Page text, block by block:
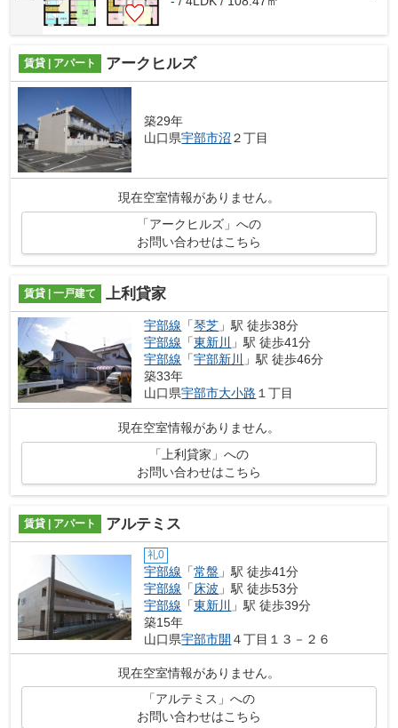
賃貸 | アパート アークヒルズ
築29年
山口県宇部市沼 ２丁目
現在空室情報がありません。
「アークヒルズ」への
お問い合わせはこちら
賃貸 | 一戸建て 上利貸家
宇部線 「琴芝 」駅 徒歩38分
宇部線 「東新川
」駅 徒歩41分
宇部線 「宇部新川
」駅 徒歩46分
築33年
山口県宇部市大小路 １丁目
現在空室情報がありません。
「上利貸家」への
お問い合わせはこちら
賃貸 | アパート アルテミス
礼0
宇部線 「常盤 」駅 徒歩41分
宇部線 「床波 」駅 徒歩53分
宇部線 「東新川 」駅 徒歩39分
築15年
山口県宇部市開 ４丁目１３－２６
現在空室情報がありません。
「アルテミス」への
お問い合わせはこちら